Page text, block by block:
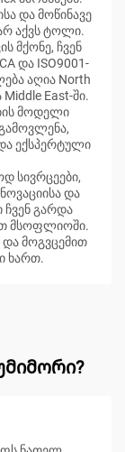
და მოწინავე
აქვს ტოლი.
მქონე, ჩვენ
და ISO9001-
აღია North
East-ში.
მოდელი
ექსპერტული
სივრცეები,
და
გარდა
მსოფლიოში.
და მოგვცემით
ხართ.